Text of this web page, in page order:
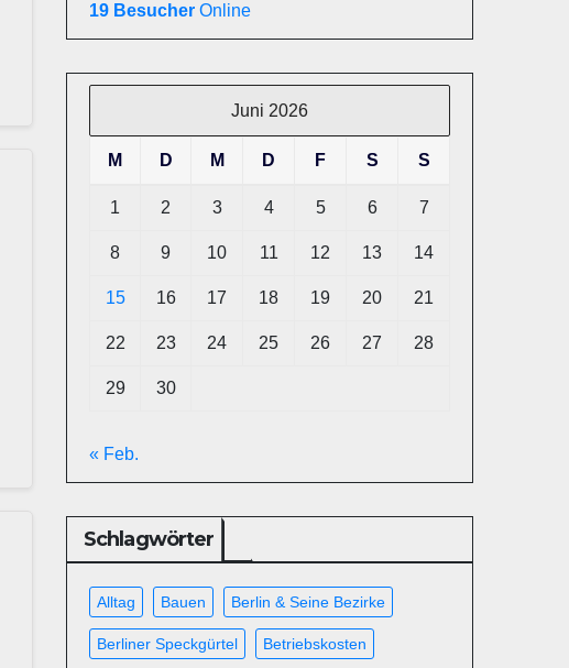
19 Besucher Online
Juni 2026
M D M D F S S
1 2 3 4 5 6 7
8 9 10 11 12 13 14
15 16 17 18 19 20 21
22 23 24 25 26 27 28
29 30
« Feb.
Schlagwörter
Alltag Bauen Berlin & Seine Bezirke
Berliner Speckgürtel Betriebskosten